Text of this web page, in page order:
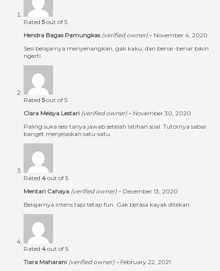
Rated 5out of 5
Hendra Bagas Pamungkas (verified owner) – November 4, 2020
Sesi belajarnya menyenangkan, gak kaku, dan benar-benar bikin
ngerti.
Rated 5out of 5
Clara Meisya Lestari (verified owner) – November 30, 2020
Paling suka sesi tanya jawab setelah latihan soal. Tutornya sabar
banget menjelaskan satu-satu.
Rated 4 out of 5
Mentari Cahaya (verified owner) – December 13, 2020
Belajarnya intens tapi tetap fun. Gak berasa kayak ditekan.
Rated 4 out of 5
Tiara Maharani (verified owner) – February 22, 2021